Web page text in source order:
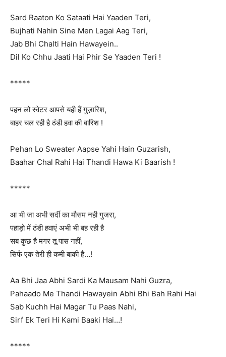
Sard Raaton Ko Sataati Hai Yaaden Teri,
Bujhati Nahin Sine Men Lagai Aag Teri,
Jab Bhi Chalti Hain Hawayein..
Dil Ko Chhu Jaati Hai Phir Se Yaaden Teri !
*****
पहन लो स्वेटर आपसे यही हैं गुज़ारिश,
बाहर चल रही है ठंडी हवा की बारिश !
Pehan Lo Sweater Aapse Yahi Hain Guzarish,
Baahar Chal Rahi Hai Thandi Hawa Ki Baarish !
*****
आ भी जा अभी सर्दी का मौसम नही गुजरा,
पहाड़ो में ठंडी हवाएं अभी भी बह रही है
सब कुछ है मगर तू पास नहीं,
सिर्फ एक तेरी ही कमी बाकी है…!
Aa Bhi Jaa Abhi Sardi Ka Mausam Nahi Guzra,
Pahaado Me Thandi Hawayein Abhi Bhi Bah Rahi Hai
Sab Kuchh Hai Magar Tu Paas Nahi,
Sirf Ek Teri Hi Kami Baaki Hai…!
*****